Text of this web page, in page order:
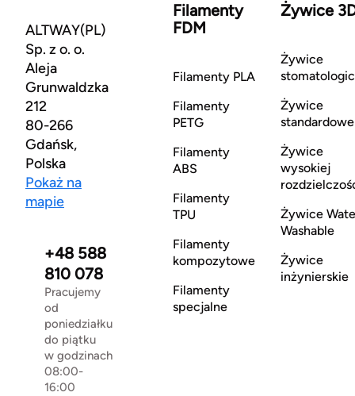
ALTWAY(PL)
Sp. z o. o.
Aleja
Grunwaldzka
212
80-266
Gdańsk,
Polska
Pokaż na
mapie
+48 588
810 078
Pracujemy
od
poniedziałku
do piątku
w godzinach
08:00-
16:00
Filamenty
FDM
Filamenty PLA
Filamenty
PETG
Filamenty
ABS
Filamenty
TPU
Filamenty
kompozytowe
Filamenty
specjalne
Żywice
Żywice
Żywice
standardowe
Żywice
wysokiej
Żywice
Washable
Żywice
inżynierskie